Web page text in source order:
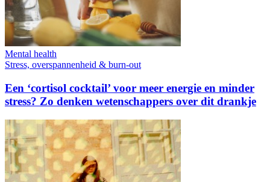
Mental health
Stress, overspannenheid & burn-out
Een ‘cortisol cocktail’ voor meer energie en minder
stress? Zo denken wetenschappers over dit drankje